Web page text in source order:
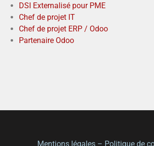
DSI Externalisé pour PME
Chef de projet IT
Chef de projet ERP / Odoo
Partenaire Odoo
Mentions légales – Politique de